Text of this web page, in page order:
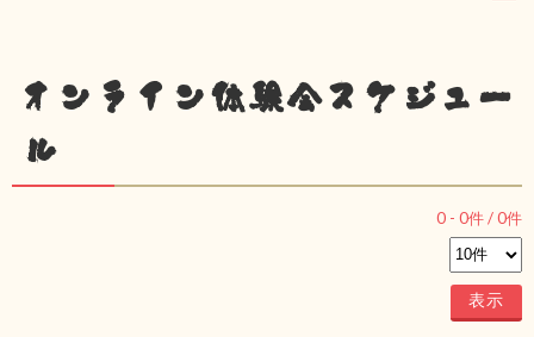
オンライン体験会スケジュー
ル
0 - 0件 /0件